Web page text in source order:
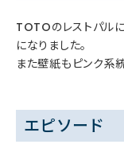
TOTOのレストパル
になりました。
また壁紙もピンク系
エピソード